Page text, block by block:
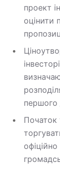
проект
оцінити
першого
Початок